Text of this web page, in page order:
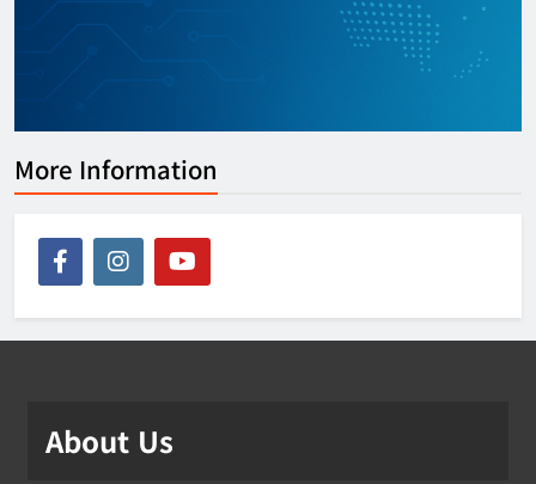
[KOR] ‘디지털노마드’ 비자 정식 도입
2026년 07월 08일
More Information
About Us